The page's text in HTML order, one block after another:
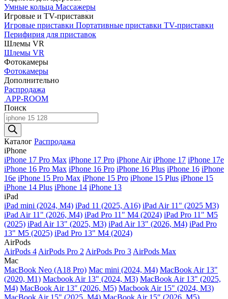
Умные кольца Массажеры
Игровые и TV-приставки
Игровые приставки Портативные приставки TV-приставки
Перифирия для приставок
Шлемы VR
Шлемы VR
Фотокамеры
Фотокамеры
Дополнительно
Распродажа
APP-ROOM
Поиск
Поиск
товаров
Каталог Распродажа
iPhone
iPhone 17 Pro Max iPhone 17 Pro iPhone Air iPhone 17 iPhone 17e
iPhone 16 Pro Max iPhone 16 Pro iPhone 16 Plus iPhone 16 iPhone
16e iPhone 15 Pro Max iPhone 15 Pro iPhone 15 Plus iPhone 15
iPhone 14 Plus iPhone 14 iPhone 13
iPad
iPad mini (2024, M4) iPad 11 (2025, A16) iPad Air 11" (2025 M3)
iPad Air 11" (2026, M4) iPad Pro 11" M4 (2024) iPad Pro 11" M5
(2025) iPad Air 13" (2025, M3) iPad Air 13" (2026, M4) iPad Pro
13" M5 (2025) iPad Pro 13" M4 (2024)
AirPods
AirPods 4 AirPods Pro 2 AirPods Pro 3 AirPods Max
Mac
MacBook Neo (A18 Pro) Mac mini (2024, M4) MacBook Air 13"
(2020, M1) Macbook Air 13" (2024, M3) MacBook Air 13" (2025,
M4) MacBook Air 13″ (2026, M5) Macbook Air 15" (2024, M3)
MacBook Air 15" (2025, M4) MacBook Air 15″ (2026, M5)